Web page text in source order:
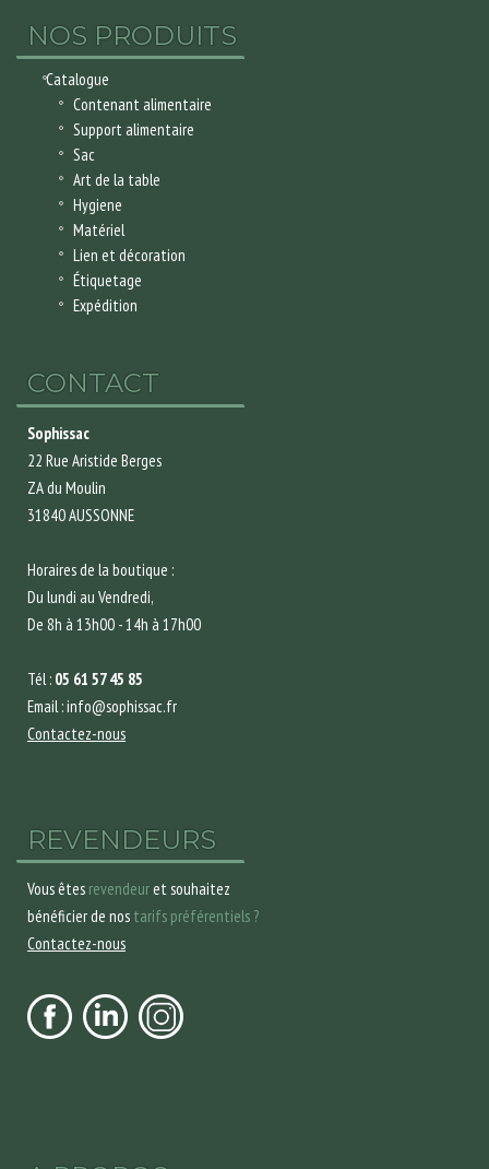
NOS PRODUITS
Catalogue
Contenant alimentaire
Support alimentaire
Sac
Art de la table
Hygiene
Matériel
Lien et décoration
Étiquetage
Expédition
CONTACT
Sophissac
22 Rue Aristide Berges
ZA du Moulin
31840 AUSSONNE
Horaires de la boutique :
Du lundi au Vendredi,
De 8h à 13h00 - 14h à 17h00
Tél : 05 61 57 45 85
Email : info@sophissac.fr
Contactez-nous
REVENDEURS
Vous êtes revendeur et souhaitez
bénéficier de nos tarifs préférentiels ?
Contactez-nous